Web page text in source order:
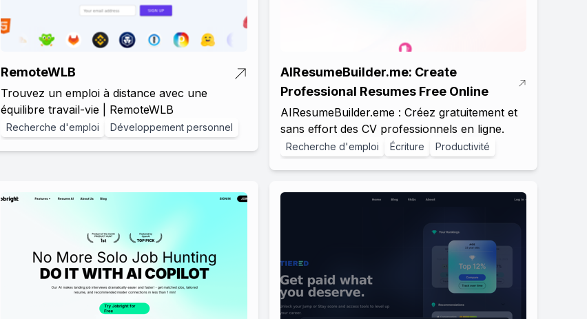
RemoteWLB
Trouvez un emploi à distance avec une
équilibre travail-vie | RemoteWLB
Recherche d'emploi Développement personnel
AIResumeBuilder.me: Create
Professional Resumes Free Online
AIResumeBuilder.eme : Créez gratuitement et
sans effort des CV professionnels en ligne.
Recherche d'emploi Écriture Productivité